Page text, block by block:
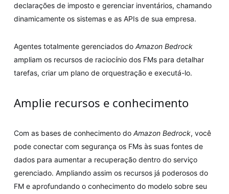
declarações de imposto e gerenciar inventários, chamando
dinamicamente os sistemas e as APIs de sua empresa.
Agentes totalmente gerenciados do Amazon Bedrock
ampliam os recursos de raciocínio dos FMs para detalhar
tarefas, criar um plano de orquestração e executá-lo.
Amplie recursos e conhecimento
Com as bases de conhecimento do Amazon Bedrock, você
pode conectar com segurança os FMs às suas fontes de
dados para aumentar a recuperação dentro do serviço
gerenciado. Ampliando assim os recursos já poderosos do
FM e aprofundando o conhecimento do modelo sobre seu